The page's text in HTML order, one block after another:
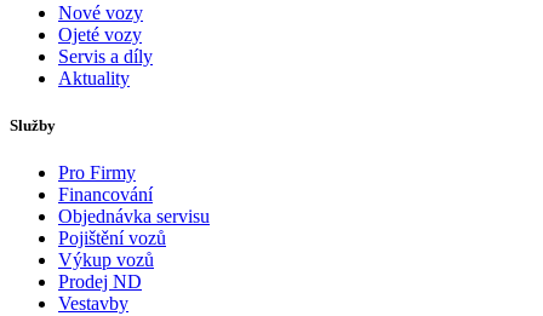
Nové vozy
Ojeté vozy
Servis a díly
Aktuality
Služby
Pro Firmy
Financování
Objednávka servisu
Pojištění vozů
Výkup vozů
Prodej ND
Vestavby